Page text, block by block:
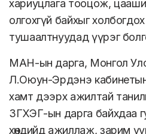
хариуцлага тооцож,
олгохгүй байхыг
тушаалтнуудад үүрэг
МАН-ын дарга, Монгол
Л.Оюун-Эрдэнэ
хамт дээрх ажилтай
ЗГХЭГ-ын дарга байхдаа
хөндийд ажиллаж, зарим